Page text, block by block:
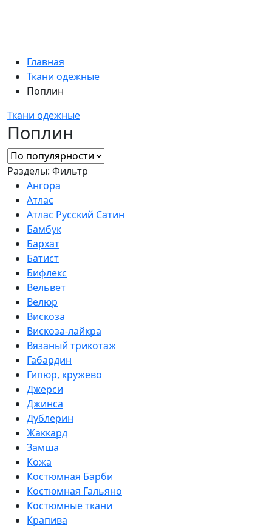
Главная
Ткани одежные
Поплин
Ткани одежные
Поплин
Разделы: Фильтр
Ангора
Атлас
Атлас Русский Сатин
Бамбук
Бархат
Батист
Бифлекс
Вельвет
Велюр
Вискоза
Вискоза-лайкра
Вязаный трикотаж
Габардин
Гипюр, кружево
Джерси
Джинса
Дублерин
Жаккард
Замша
Кожа
Костюмная Барби
Костюмная Гальяно
Костюмные ткани
Крапива